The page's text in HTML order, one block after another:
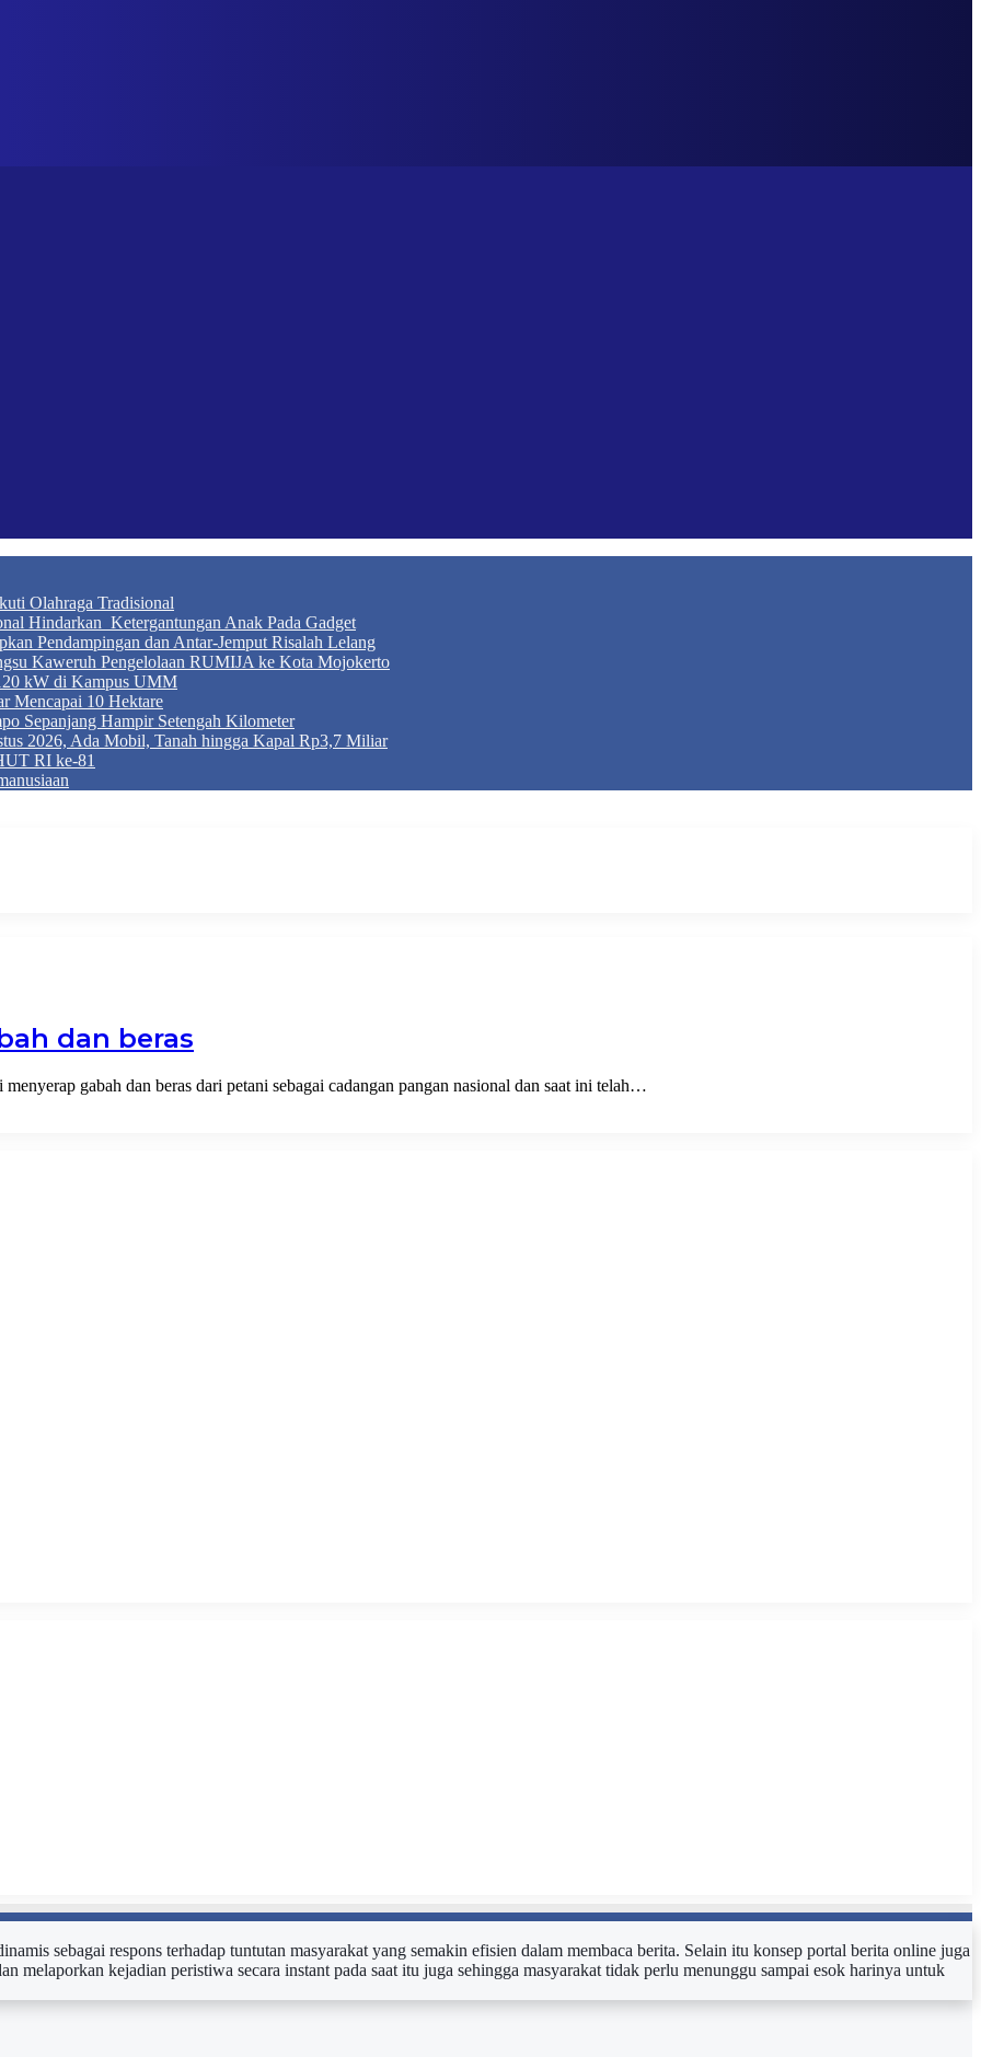
Olahraga Tradisional
Hindarkan Ketergantungan Anak Pada Gadget
Pendampingan dan Antar-Jemput Risalah Lelang
Kaweruh Pengelolaan RUMIJA ke Kota Mojokerto
kW di Kampus UMM
Mencapai 10 Hektare
Sepanjang Hampir Setengah Kilometer
2026, Ada Mobil, Tanah hingga Kapal Rp3,7 Miliar
RI ke-81
dan beras
gabah dan beras dari petani sebagai cadangan pangan nasional dan saat ini telah…
sebagai respons terhadap tuntutan masyarakat yang semakin efisien dalam membaca berita. Selain itu konsep portal berita online juga
melaporkan kejadian peristiwa secara instant pada saat itu juga sehingga masyarakat tidak perlu menunggu sampai esok harinya untuk